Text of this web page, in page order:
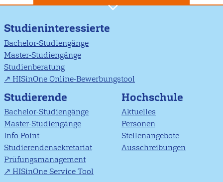
Studieninteressierte
Bachelor-Studiengänge
Master-Studiengänge
Studienberatung
HISinOne Online-Bewerbungstool
Studierende
Bachelor-Studiengänge
Master-Studiengänge
Info Point
Studierendensekretariat
Prüfungsmanagement
HISinOne Service Tool
Hochschule
Aktuelles
Personen
Stellenangebote
Ausschreibungen